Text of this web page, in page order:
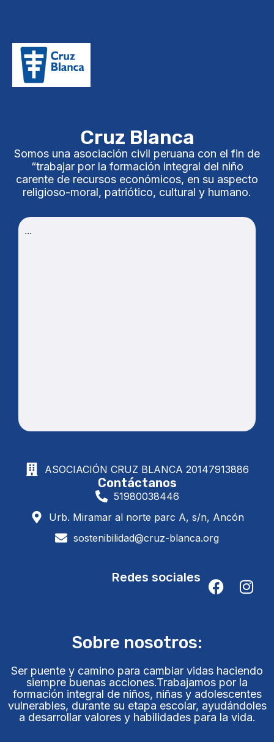
Cruz Blanca
Somos una asociación civil peruana con el fin de
“trabajar por la formación integral del niño
carente de recursos económicos, en su aspecto
religioso-moral, patriótico, cultural y humano.
...
ASOCIACIÓN CRUZ BLANCA 20147913886
Contáctanos
51980038446
Urb. Miramar al norte parc A, s/n, Ancón
sostenibilidad@cruz-blanca.org
Redes sociales
Sobre nosotros:
Ser puente y camino para cambiar vidas haciendo
siempre buenas acciones.Trabajamos por la
formación integral de niños, niñas y adolescentes
vulnerables, durante su etapa escolar, ayudándoles
a desarrollar valores y habilidades para la vida.